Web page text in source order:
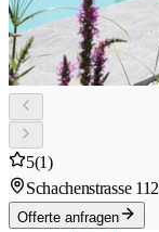
5(1)
Schachenstrasse 112
Offerte anfragen